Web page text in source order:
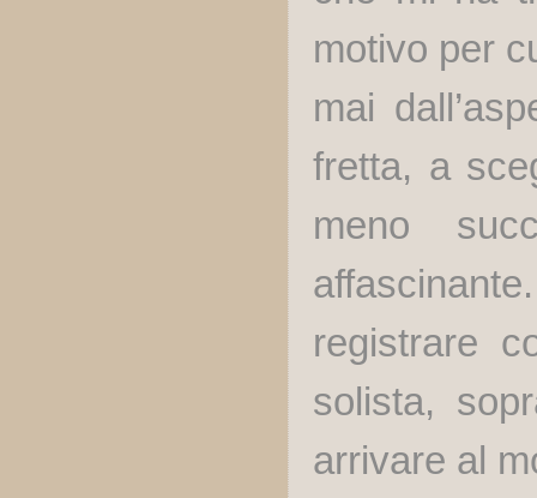
motivo per
mai
fretta, a
meno
registrare
solista,
arrivare al